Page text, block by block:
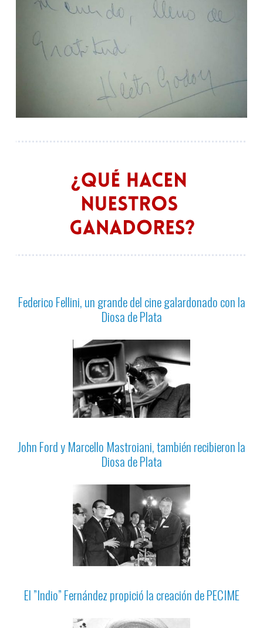
Federico Fellini, un grande del cine galardonado con la
Diosa de Plata
John Ford y Marcello Mastroiani, también recibieron la
Diosa de Plata
El ”Indio” Fernández propició la creación de PECIME